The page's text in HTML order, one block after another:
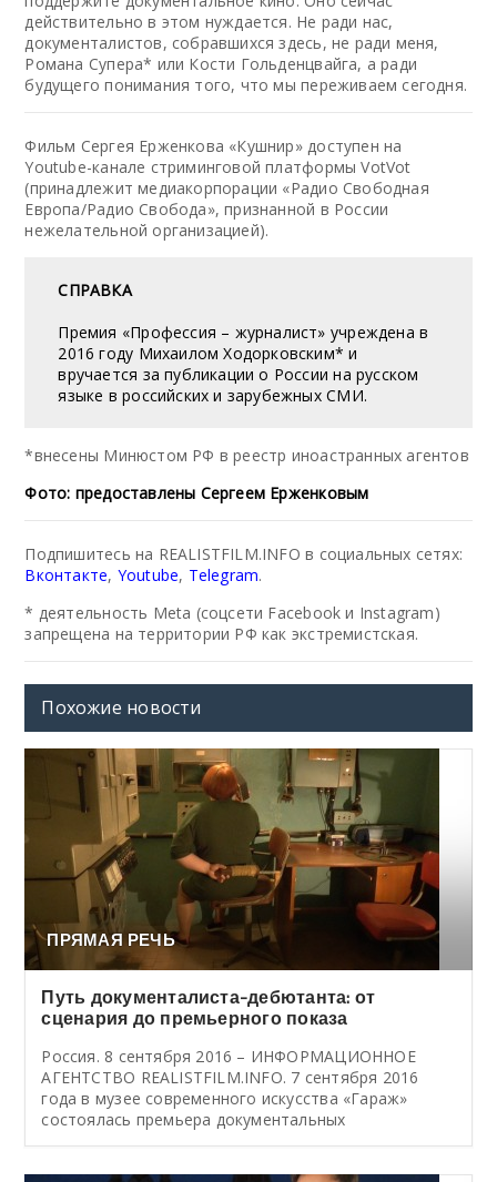
действительно в этом нуждается. Не ради нас,
документалистов, собравшихся здесь, не ради меня,
Романа Супера* или Кости Гольденцвайга, а ради
будущего понимания того, что мы переживаем сегодня.
Фильм Сергея Ерженкова «Кушнир» доступен на
Youtube-канале стриминговой платформы VotVot
(принадлежит медиакорпорации «Радио Свободная
Европа/Радио Свобода», признанной в России
нежелательной организацией).
СПРАВКА
Премия «Профессия – журналист» учреждена в
2016 году Михаилом Ходорковским* и
вручается за публикации о России на русском
языке в российских и зарубежных СМИ.
*внесены Минюстом РФ в реестр иноастранных агентов
Фото: предоставлены Сергеем Ерженковым
Подпишитесь на REALISTFILM.INFO в социальных сетях:
Вконтакте, Youtube, Telegram.
* деятельность Meta (соцсети Facebook и Instagram)
запрещена на территории РФ как экстремистская.
Похожие новости
ПРЯМАЯ РЕЧЬ
Путь документалиста-дебютанта: от
сценария до премьерного показа
Россия. 8 сентября 2016 – ИНФОРМАЦИОННОЕ
АГЕНТСТВО REALISTFILM.INFO. 7 сентября 2016
года в музее современного искусства «Гараж»
состоялась премьера документальных